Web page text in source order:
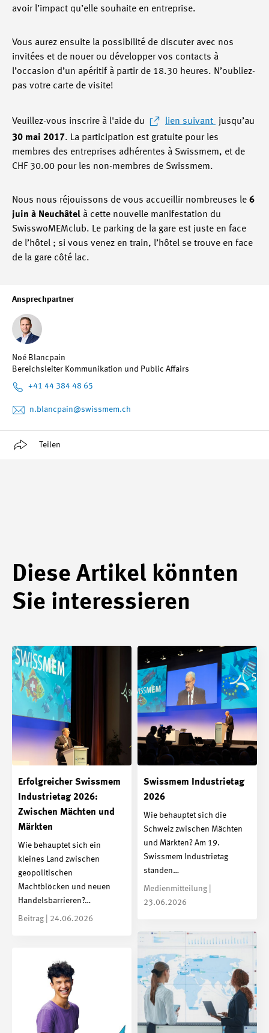
Ansprechpartner
Noé Blancpain
Bereichsleiter Kommunikation und Public Affairs
+41 44 384 48 65
n.blancpain@swissmem.ch
Teilen
avoir l’impact qu’elle souhaite en entreprise.
Vous aurez ensuite la possibilité de discuter avec nos
invitées et de nouer ou développer vos contacts à
l’occasion d’un apéritif à partir de 18.30 heures. N’oubliez-
pas votre carte de visite!
Veuillez-vous inscrire à l'aide du lien suivant
jusqu’au
30 mai 2017. La participation est gratuite pour les
membres des entreprises adhérentes à Swissmem, et de
CHF 30.00 pour les non-membres de Swissmem.
Nous nous réjouissons de vous accueillir nombreuses le 6
juin à Neuchâtel à cette nouvelle manifestation du
SwisswoMEMclub. Le parking de la gare est juste en face
de l’hôtel ; si vous venez en train, l’hôtel se trouve en face
de la gare côté lac.
Diese Artikel könnten
Sie interessieren
Erfolgreicher Swissmem
Industrietag 2026:
Zwischen Mächten und
Märkten
Wie behauptet sich ein
kleines Land zwischen
geopolitischen
Machtblöcken und neuen
Handelsbarrieren?…
Beitrag | 24.06.2026
Swissmem Industrietag
2026
Wie behauptet sich die
Schweiz zwischen Mächten
und Märkten? Am 19.
Swissmem Industrietag
standen…
Medienmitteilung |
23.06.2026